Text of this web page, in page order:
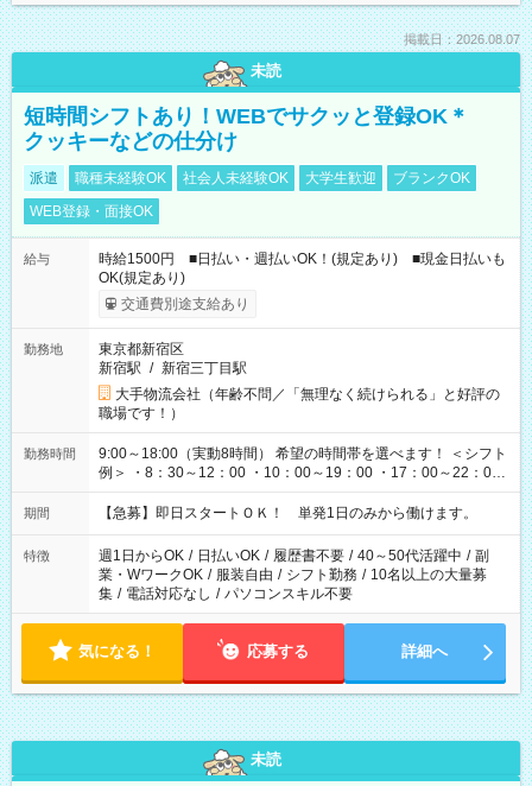
掲載日：2026.08.07
未読
短時間シフトあり！WEBでサクッと登録OK＊
クッキーなどの仕分け
派遣 職種未経験OK 社会人未経験OK 大学生歓迎
ブランクOK
WEB登録・面接OK
給与
時給1500円 ■日払い・週払いOK！(規定あり) ■現金日払いも
OK(規定あり)
交通費別途支給あり
勤務地
東京都新宿区
新宿駅 / 新宿三丁目駅
大手物流会社（年齢不問／「無理なく続けられる」と好評の
職場です！）
勤務時間
9:00～18:00（実動8時間） 希望の時間帯を選べます！ ＜シフト
例＞ ・8：30～12：00 ・10：00～19：00 ・17：00～22：00
・13：00～22：00 ・22：00～翌6：00 など
期間 【急募】即日スタートＯＫ！ 単発1日のみから働けます。
特徴 週1日からOK / 日払いOK / 履歴書不要 / 40～50代活躍中 / 副
業・WワークOK / 服装自由 / シフト勤務 / 10名以上の大量募
集 / 電話対応なし / パソコンスキル不要
気になる！ 応募する 詳細へ
未読